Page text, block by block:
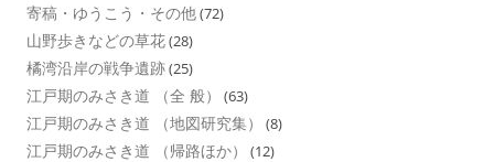
寄稿・ゆうこう・その他(72)
山野歩きなどの草花(28)
橘湾沿岸の戦争遺跡(25)
江戸期のみさき道 （全 般） (63)
江戸期のみさき道 （地図研究集） (8)
江戸期のみさき道 （帰路ほか） (12)